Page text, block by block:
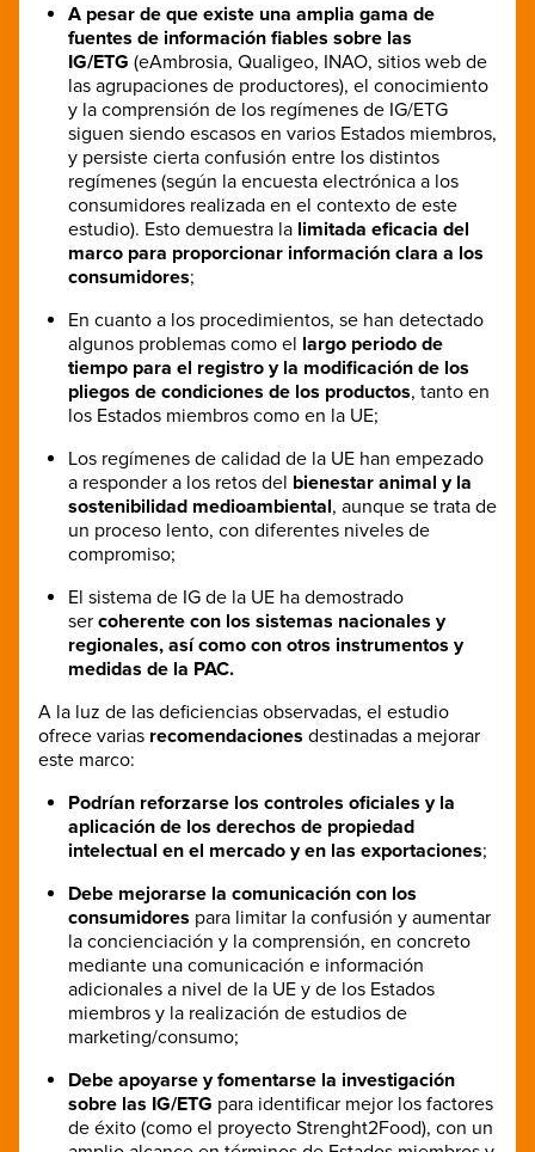
A pesar de que existe una amplia gama de
fuentes de información fiables sobre las
IG/ETG (eAmbrosia, Qualigeo, INAO, sitios web de
las agrupaciones de productores), el conocimiento
y la comprensión de los regímenes de IG/ETG
siguen siendo escasos en varios Estados miembros,
y persiste cierta confusión entre los distintos
regímenes (según la encuesta electrónica a los
consumidores realizada en el contexto de este
estudio). Esto demuestra la limitada eficacia del
marco para proporcionar información clara a los
consumidores;
En cuanto a los procedimientos, se han detectado
algunos problemas como el largo periodo de
tiempo para el registro y la modificación de los
pliegos de condiciones de los productos, tanto en
los Estados miembros como en la UE;
Los regímenes de calidad de la UE han empezado
a responder a los retos del bienestar animal y la
sostenibilidad medioambiental, aunque se trata de
un proceso lento, con diferentes niveles de
compromiso;
El sistema de IG de la UE ha demostrado
ser coherente con los sistemas nacionales y
regionales, así como con otros instrumentos y
medidas de la PAC.
A la luz de las deficiencias observadas, el estudio
ofrece varias recomendaciones destinadas a mejorar
este marco:
Podrían reforzarse los controles oficiales y la
aplicación de los derechos de propiedad
intelectual en el mercado y en las exportaciones;
Debe mejorarse la comunicación con los
consumidores para limitar la confusión y aumentar
la concienciación y la comprensión, en concreto
mediante una comunicación e información
adicionales a nivel de la UE y de los Estados
miembros y la realización de estudios de
marketing/consumo;
Debe apoyarse y fomentarse la investigación
sobre las IG/ETG para identificar mejor los factores
de éxito (como el proyecto Strenght2Food), con un